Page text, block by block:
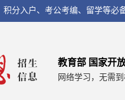
分入户、考公考编、留学等
教育部 国家开
网络学习，无需